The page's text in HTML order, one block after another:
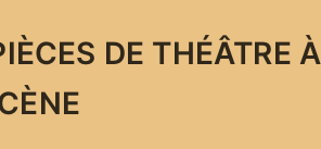
DE THÉÂTRE